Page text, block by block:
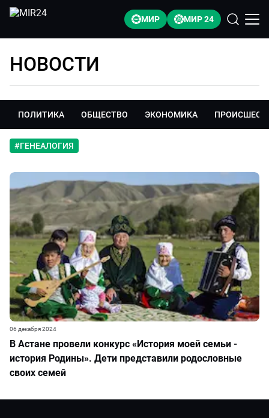
МИР МИР 24
НОВОСТИ
ПОЛИТИКА ОБЩЕСТВО ЭКОНОМИКА
#ГЕНЕАЛОГИЯ
В Астане провели конкурс «История моей семьи -
история Родины». Дети представили родословные
своих семей
06 декабря 2024